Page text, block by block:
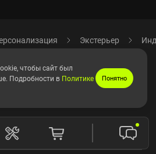
Экстерьер
чтобы сайт был
Подробности в Политике
Понятно